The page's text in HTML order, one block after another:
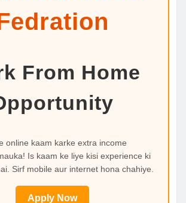
From Home
online kaam karke extra income
Is kaam ke liye kisi experience ki
Sirf mobile aur internet hona chahiye.
Apply Now